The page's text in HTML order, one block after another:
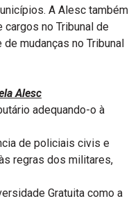
A Alesc também
no Tribunal de
de mudanças no Tribunal
Alesc
adequando-o à
de policiais civis e
regras dos militares,
Gratuita como a